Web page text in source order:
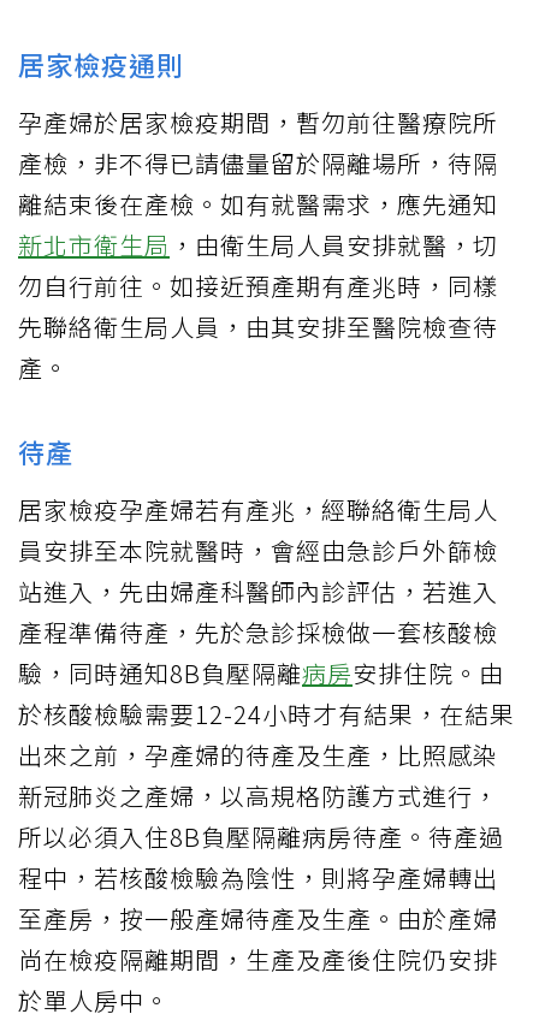
居家檢疫通則
孕產婦於居家檢疫期間，暫勿前往醫療院所
產檢，非不得已請儘量留於隔離場所，待隔
離結束後在產檢。如有就醫需求，應先通知
新北市衛生局 ，由衛生局人員安排就醫，切
勿自行前往。如接近預產期有產兆時，同樣
先聯絡衛生局人員，由其安排至醫院檢查待
產。
待產
居家檢疫孕產婦若有產兆，經聯絡衛生局人
員安排至本院就醫時，會經由急診戶外篩檢
站進入，先由婦產科醫師內診評估，若進入
產程準備待產，先於急診採檢做一套核酸檢
驗，同時通知8B負壓隔離病房安排住院。由
於核酸檢驗需要12-24小時才有結果，在結果
出來之前，孕產婦的待產及生產，比照感染
新冠肺炎之產婦，以高規格防護方式進行，
所以必須入住8B負壓隔離病房待產。待產過
程中，若核酸檢驗為陰性，則將孕產婦轉出
至產房，按一般產婦待產及生產。由於產婦
尚在檢疫隔離期間，生產及產後住院仍安排
於單人房中。